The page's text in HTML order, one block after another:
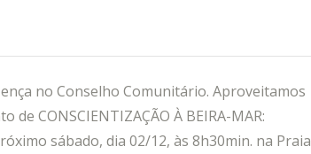
no Conselho Comunitário. Aproveitamos
CONSCIENTIZAÇÃO À BEIRA-MAR:
sábado, dia 02/12, às 8h30min. na Praia